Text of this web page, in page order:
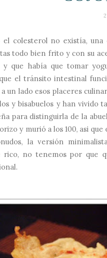
el colesterol no existía,
todo bien frito y con su
que había que tomar
el tránsito intestinal
un lado esos placeres
y bisabuelos y han vivido
para distinguirla de la
y murió a los 100, asi
la versión
rico, no tenemos por que